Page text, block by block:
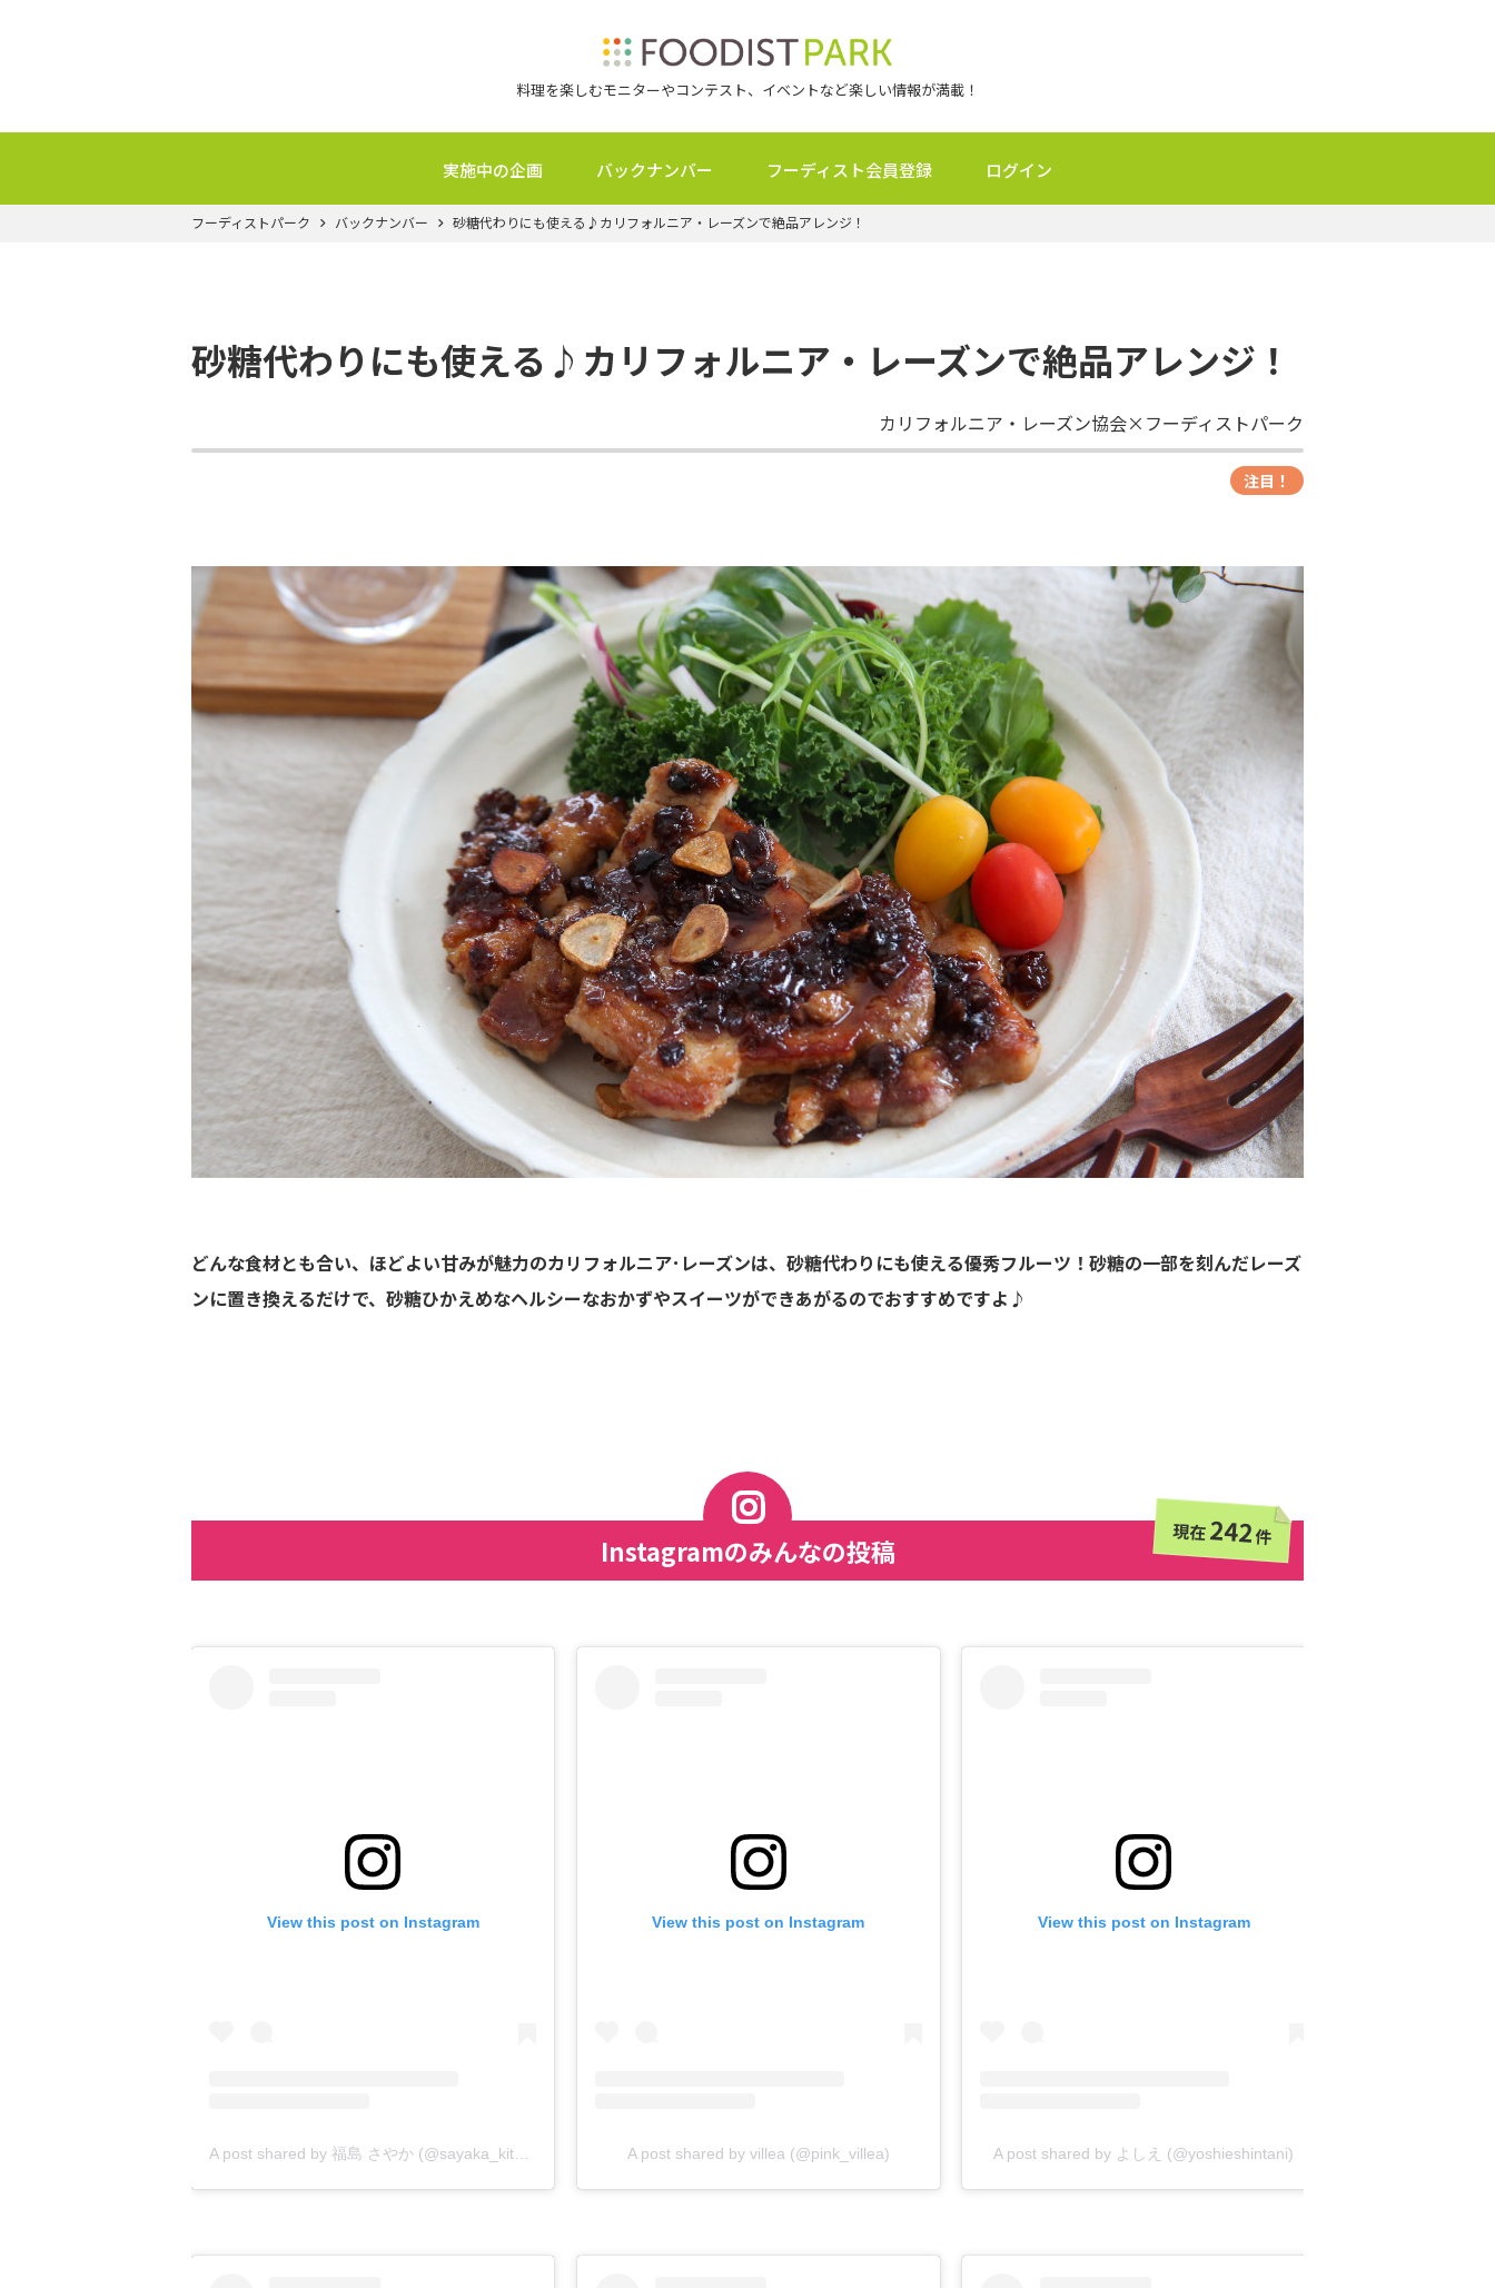
料理を楽しむモニターやコンテスト、イベントなど楽しい情報が満載！
実施中の企画 バックナンバー フーディスト会員登録 ログイン
フーディストパーク バックナンバー 砂糖代わりにも使える♪カリフォルニア・レーズンで絶品アレンジ！
砂糖代わりにも使える♪カリフォルニア・レーズンで絶品アレンジ！
カリフォルニア・レーズン協会×フーディストパーク
注目！
どんな食材とも合い、ほどよい甘みが魅力のカリフォルニア･レーズンは、砂糖代わりにも使える優秀フルーツ！砂糖の一部を刻んだレーズ
ンに置き換えるだけで、砂糖ひかえめなヘルシーなおかずやスイーツができあがるのでおすすめですよ♪
Instagramのみんなの投稿
現在242件
View this post on Instagram View this post on Instagram
A post shared by villea (@pink_villea)
View this post on Instagram
A post shared by よしえ (@yoshieshintani)